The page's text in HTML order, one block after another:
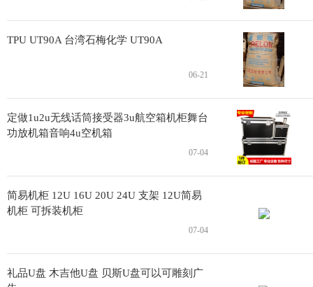
TPU UT90A 台湾石梅化学 UT90A
06-21
定做1u2u无线话筒接受器3u航空箱机柜舞台
功放机箱音响4u空机箱
07-04
简易机柜 12U 16U 20U 24U 支架 12U简易
机柜 可拆装机柜
07-04
礼品U盘 木吉他U盘 贝斯U盘可以可雕刻广